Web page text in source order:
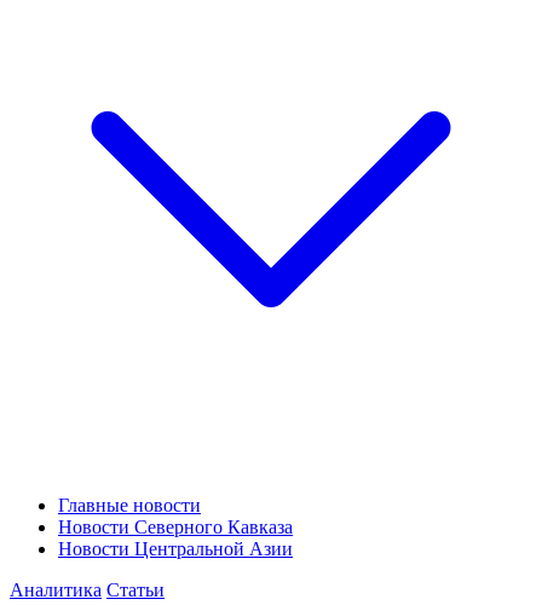
Главные новости
Новости Северного Кавказа
Новости Центральной Азии
Аналитика Статьи